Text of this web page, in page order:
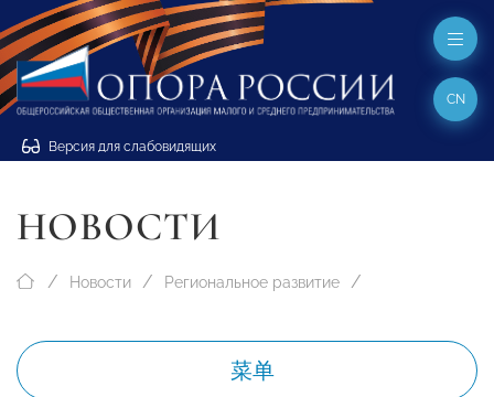
Версия для слабовидящих
CN
НОВОСТИ
Новости Региональное развитие
菜单